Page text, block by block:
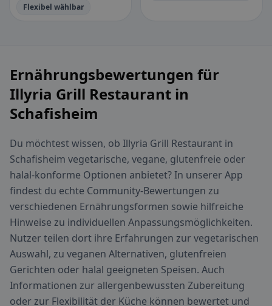
Flexibel wählbar
Ernährungsbewertungen für
Illyria Grill Restaurant in
Schafisheim
Du möchtest wissen, ob Illyria Grill Restaurant in
Schafisheim vegetarische, vegane, glutenfreie oder
halal-konforme Optionen anbietet? In unserer App
findest du echte Community-Bewertungen zu
verschiedenen Ernährungsformen sowie hilfreiche
Hinweise zu individuellen Anpassungsmöglichkeiten.
Nutzer teilen dort ihre Erfahrungen zur vegetarischen
Auswahl, zu veganen Alternativen, glutenfreien
Gerichten oder halal geeigneten Speisen. Auch
Informationen zur allergenbewussten Zubereitung
oder zur Flexibilität der Küche können bewertet und